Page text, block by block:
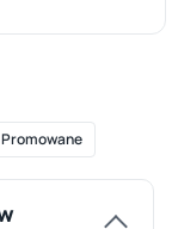
Promowane